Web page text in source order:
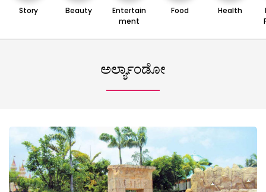
Story Beauty
Entertain
ment
Food Health
ಅರ್ಲ್ಯಾಂಡೋ